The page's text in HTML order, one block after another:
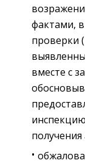
фактами,
проверки
вместе с